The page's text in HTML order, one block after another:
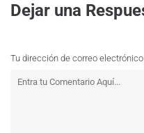
Dejar una
Tu dirección de correo